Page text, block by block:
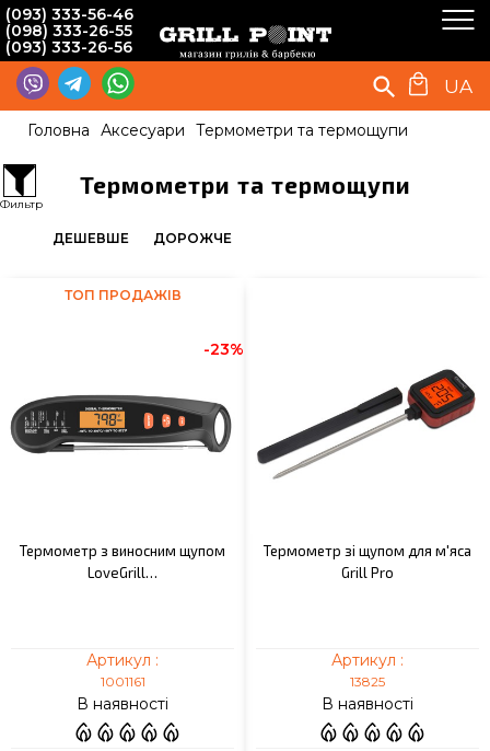
(093) 333-56-46
(098) 333-26-55
(093) 333-26-56
UA
Головна Аксесуари Термометри та термощупи
Термометри та термощупи
ДЕШЕВШЕ ДОРОЖЧЕ
-23%
ТОП ПРОДАЖІВ
Термометр з виносним щупом
LoveGrill…
Артикул :
1001161
В наявності
Термометр зі щупом для м'яса
Grill Pro
Артикул :
13825
В наявності
Фильтр